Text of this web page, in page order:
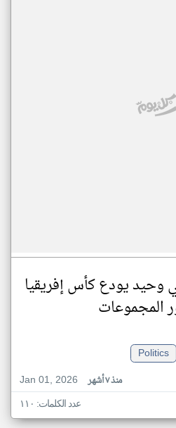
وحيد يودع كأس إفريقيا
Politics
Jan 01, 2026
منذ ٧ أشهر
عدد الكلمات: ١١٠